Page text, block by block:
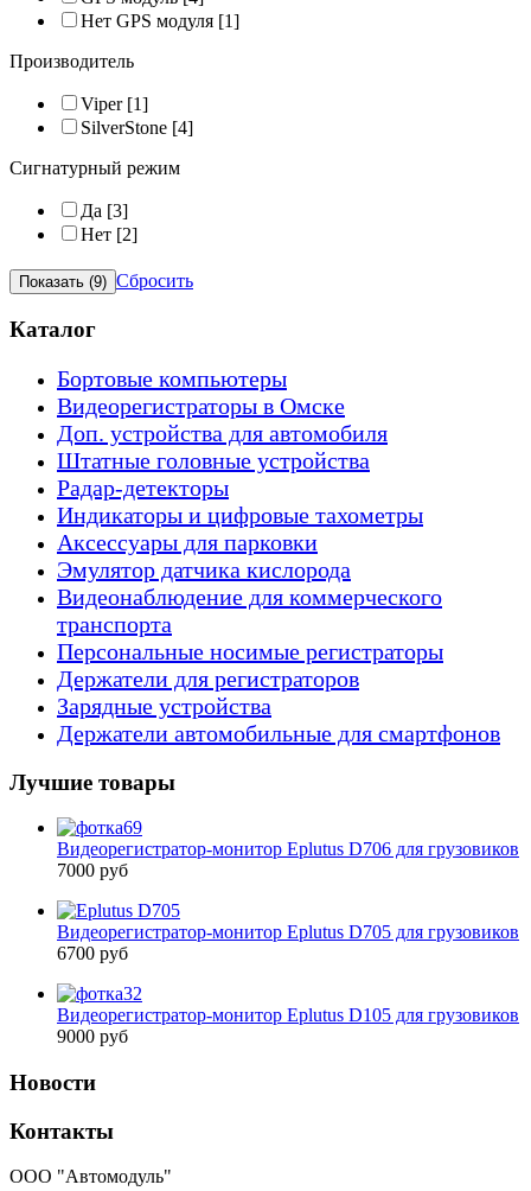
Нет GPS модуля [1]
Производитель
Viper[1]
SilverStone [4]
Сигнатурный режим
Да [3]
Нет [2]
Сбросить
Каталог
Бортовые компьютеры
Видеорегистраторы в Омске
Доп. устройства для автомобиля
Штатные головные устройства
Радар-детекторы
Индикаторы и цифровые тахометры
Аксессуары для парковки
Эмулятор датчика кислорода
Видеонаблюдение для коммерческого
транспорта
Персональные носимые регистраторы
Держатели для регистраторов
Зарядные устройства
Держатели автомобильные для смартфонов
Лучшие товары
Видеорегистратор-монитор Eplutus D706 для грузовиков
7000 руб
Видеорегистратор-монитор Eplutus D705 для грузовиков
6700 руб
Видеорегистратор-монитор Eplutus D105 для грузовиков
9000 руб
Новости
Контакты
ООО "Автомодуль"